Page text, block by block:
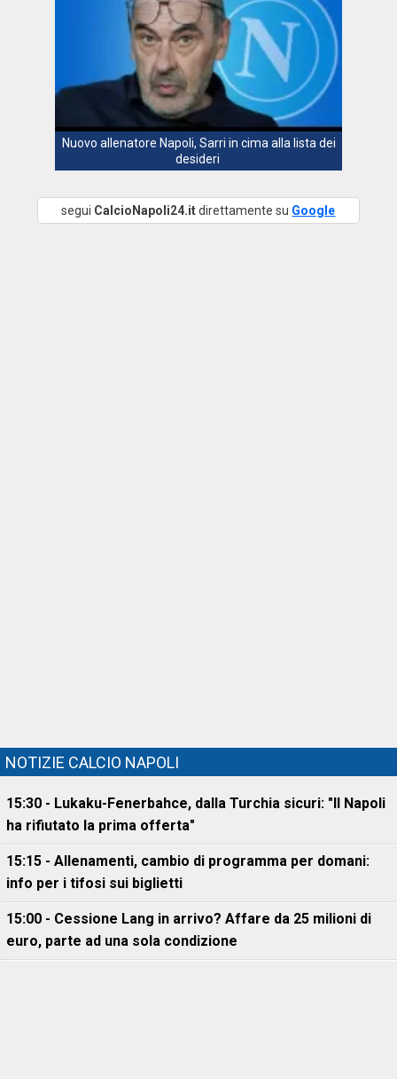
Nuovo allenatore Napoli, Sarri in cima alla lista dei
desideri
segui CalcioNapoli24.itdirettamente su Google
NOTIZIE CALCIO NAPOLI
15:30 - Lukaku-Fenerbahce, dalla Turchia sicuri: "Il Napoli
ha rifiutato la prima offerta"
15:15 - Allenamenti, cambio di programma per domani:
info per i tifosi sui biglietti
15:00 - Cessione Lang in arrivo? Affare da 25 milioni di
euro, parte ad una sola condizione